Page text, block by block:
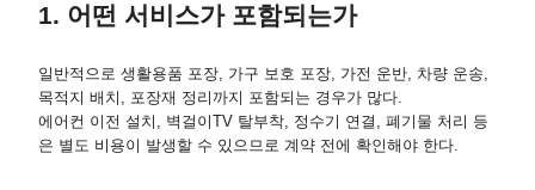
1. 어떤 서비스가 포함되는가
일반적으로 생활용품 포장, 가구 보호 포장, 가전 운반, 차량 운송,
목적지 배치, 포장재 정리까지 포함되는 경우가 많다.
에어컨 이전 설치, 벽걸이TV 탈부착, 정수기 연결, 폐기물 처리 등
은 별도 비용이 발생할 수 있으므로 계약 전에 확인해야 한다.